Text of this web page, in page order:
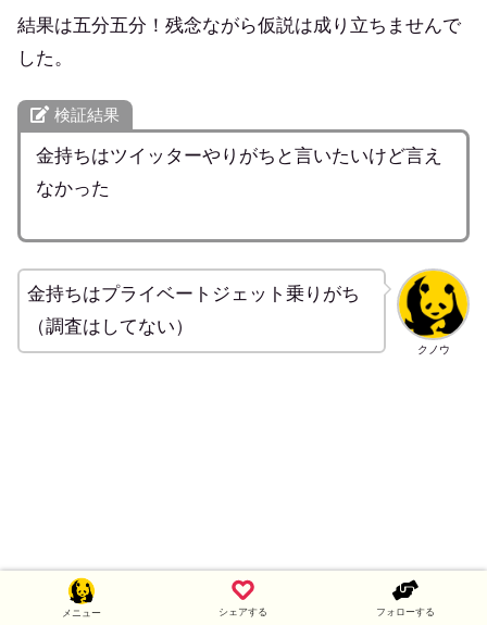
結果は五分五分！残念ながら仮説は成り立ちませんで
した。
検証結果
金持ちはツイッターやりがちと言いたいけど言え
なかった
クノウ
金持ちはプライベートジェット乗りがち
（調査はしてない）
メニュー シェアする フォローする